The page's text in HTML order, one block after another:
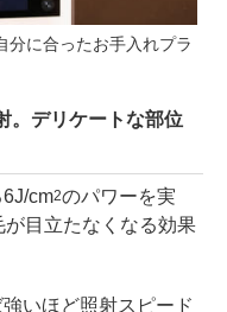
分に合ったお手入れプラ
。デリケートな部位
cm2のパワーを実
目立たなくなる効果
いほど照射スピード